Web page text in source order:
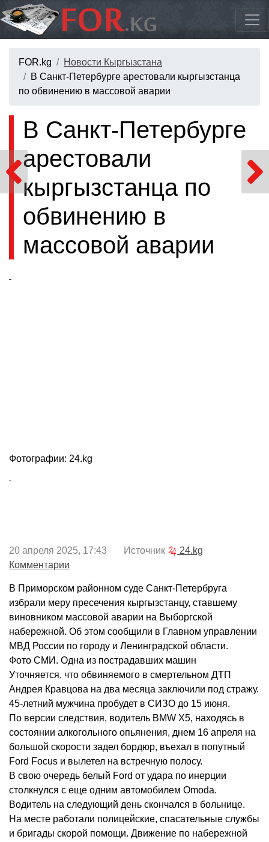
FOR.kg
Новости Кыргызстана
В Санкт-Петербурге арестовали кыргызстанца
по обвинению в массовой аварии
В Санкт-Петербурге
арестовали
кыргызстанца по
обвинению в
массовой аварии
Фотографии: 24.kg
20 апреля 2025, 17:43 Источник
24.kg
Комментарии
В Приморском районном суде Санкт-Петербруга
избрали меру пресечения кыргызстанцу, ставшему
виновником массовой аварии на Выборгской
набережной. Об этом сообщили в Главном управлении
МВД России по городу и Ленинградской области.
Фото СМИ. Одна из пострадавших машин
Уточняется, что обвиняемого в смертельном ДТП
Андрея Кравцова на два месяца заключили под стражу.
45-летний мужчина пробудет в СИЗО до 15 июня.
По версии следствия, водитель BMW X5, находясь в
состоянии алкогольного опьянения, днем 16 апреля на
большой скорости задел бордюр, въехал в попутный
Ford Focus и вылетел на встречную полосу.
В свою очередь белый Ford от удара по инерции
столкнулся с еще одним автомобилем Omoda.
Водитель на следующий день скончался в больнице.
На месте работали полицейские, спасательные службы
и бригады скорой помощи. Движение по набережной